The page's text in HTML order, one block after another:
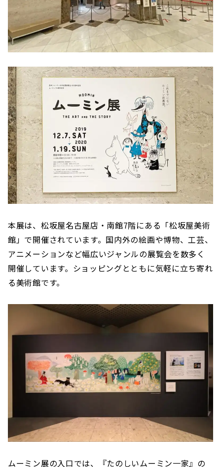
本展は、松坂屋名古屋店・南館7階にある「松坂屋美術
館」で開催されています。国内外の絵画や博物、工芸、
アニメーションなど幅広いジャンルの展覧会を数多く
開催しています。ショッピングとともに気軽に立ち寄れ
る美術館です。
ムーミン展の入口では、『たのしいムーミン一家』の